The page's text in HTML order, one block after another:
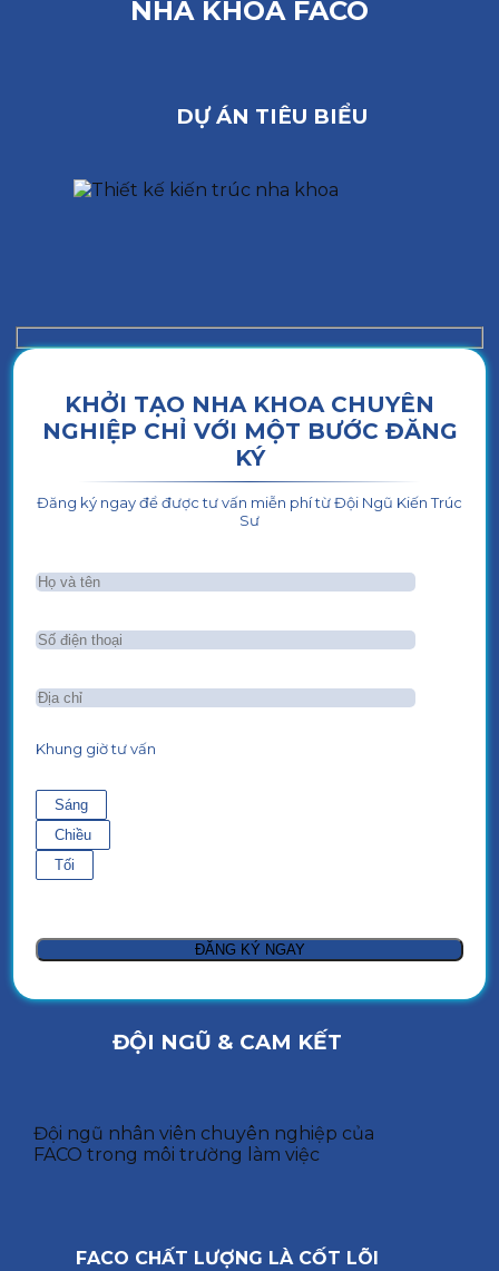
NHA KHOA FACO
DỰ ÁN TIÊU BIỂU
KHỞI TẠO NHA KHOA CHUYÊN
NGHIỆP CHỈ VỚI MỘT BƯỚC ĐĂNG
KÝ
Đăng ký ngay để được tư vấn miễn phí từ Đội Ngũ Kiến Trúc
Sư
Khung giờ tư vấn
Sáng
Chiều
Tối
ĐỘI NGŨ & CAM KẾT
Đội ngũ nhân viên chuyên nghiệp của
FACO trong môi trường làm việc
FACO CHẤT LƯỢNG LÀ CỐT LÕI